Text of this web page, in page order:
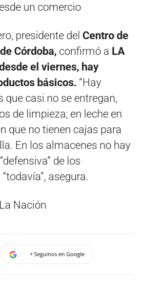
un comercio
presidente del Centro de
Córdoba, confirmó a LA
el viernes, hay
básicos. “Hay
que casi no se entregan,
de limpieza; en leche en
que no tienen cajas para
En los almacenes no hay
de los
asegura.
Nación
+ Seguinos en Google